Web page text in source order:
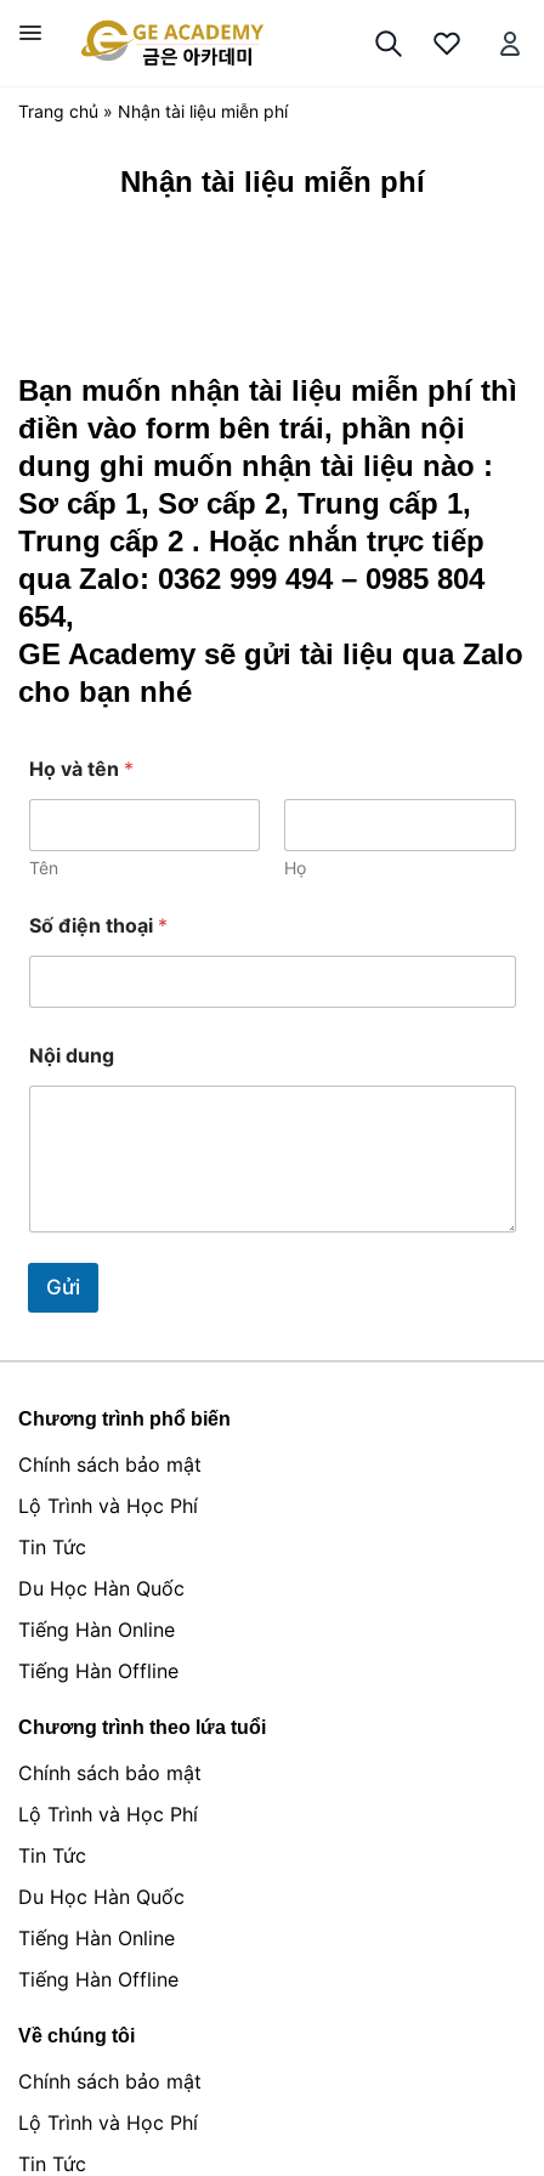
đến
dungTrang chủ » Nhận tài liệu miễn phí
Nhận tài liệu miễn phí
Bạn muốn nhận tài liệu miễn phí thì
điền vào form bên trái, phần nội
dung ghi muốn nhận tài liệu nào :
Sơ cấp 1, Sơ cấp 2, Trung cấp 1,
Trung cấp 2 . Hoặc nhắn trực tiếp
qua Zalo: 0362 999 494 – 0985 804
654,
GE Academy sẽ gửi tài liệu qua Zalo
cho bạn nhé
N
ộ
d
u
g
h
ạ
Họ và tên *
Tên Họ
Số điện thoại *
Nội dung
Gửi
Chương trình phổ biến
Chính sách bảo mật
Lộ Trình và Học Phí
Tin Tức
Du Học Hàn Quốc
Tiếng Hàn Online
Tiếng Hàn Offline
Chương trình theo lứa tuổi
Chính sách bảo mật
Lộ Trình và Học Phí
Tin Tức
Du Học Hàn Quốc
Tiếng Hàn Online
Tiếng Hàn Offline
Về chúng tôi
Chính sách bảo mật
Lộ Trình và Học Phí
Tin Tức